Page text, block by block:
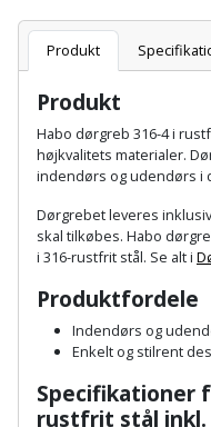
Fugtsikring
Garageport
Gelænder
Grundmursplader
Hardieplank
brædder
Hemsestige
Fugepistol
og
skumpistol
Gevindskærer
Glasløfter
Glasskærer
Hæftepistol
og
Betonsliber
Bindemaskine
Bits
Bor
Bordrundsav
Bore-
Motorenhed
Motorsav
kædesav
Motorsav
og
kædesav
tilbehør
Pælebor
Plæneklipper
Brænde
Brandslukker
Brugskunst
Camping
Damprengøring
Dørmåtte
Dørrist
afrensning
Spartelmasse
til
væg
Tape
og
fittings
Stålvask
Ventilation
og
indeklima
Guides
Gaveideer
Aktiviteter
Produkt
Produkt
Habo dørgreb 316-4 i
højkvalitets materialer.
indendørs og udendørs i
Dørgrebet leveres
skal tilkøbes. Habo
i 316-rustfrit stål. Se alt i
Produktfordele
Indendørs og
Enkelt og stilrent
Specifikationer
rustfrit stål inkl.